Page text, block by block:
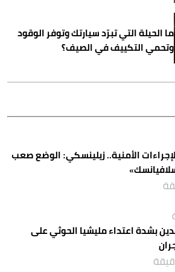
ما الحيلة التي تبرّد سيارتك وتوفر الوقود
وتحمي التكييف في الصيف؟
الأمنية.. زيلينسكي: الوضع صعب
بشدة اعتداء مليشيا الحوثي على